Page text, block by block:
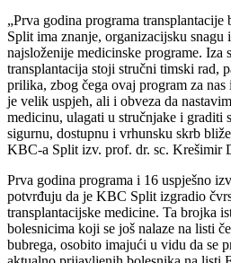
„Prva godina programa
Split ima znanje, organizacijsku snagu
najsloženije medicinske programe. Iza
transplantacija stoji stručni timski rad,
prilika, zbog čega ovaj program za
je velik uspjeh, ali i obveza da
medicinu, ulagati u stručnjake i graditi
sigurnu, dostupnu i vrhunsku skrb
KBC-a Split izv. prof. dr. sc. Krešimir
Prva godina programa i 16 uspješno
potvrđuju da je KBC Split izgradio
transplantacijske medicine. Ta brojka
bolesnicima koji se još nalaze na listi
bubrega, osobito imajući u vidu da se